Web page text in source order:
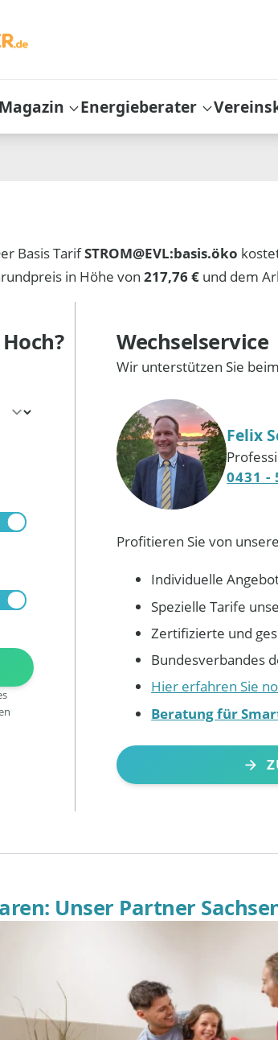
Energieberater
Basis TarifSTROM@EVL:basis.öko
in Höhe von217,76 € und dem
Wechselservice
Wir unterstützen Sie
Felix
0431 -
Profitieren Sie von
Individuelle
Spezielle Tarife
Zertifizierte und
Bundesverbandes
Hier erfahren Sie
Beratung für
Unser Partner